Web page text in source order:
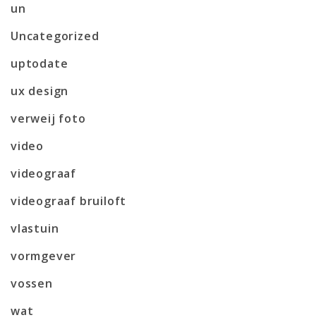
un
Uncategorized
uptodate
ux design
verweij foto
video
videograaf
videograaf bruiloft
vlastuin
vormgever
vossen
wat